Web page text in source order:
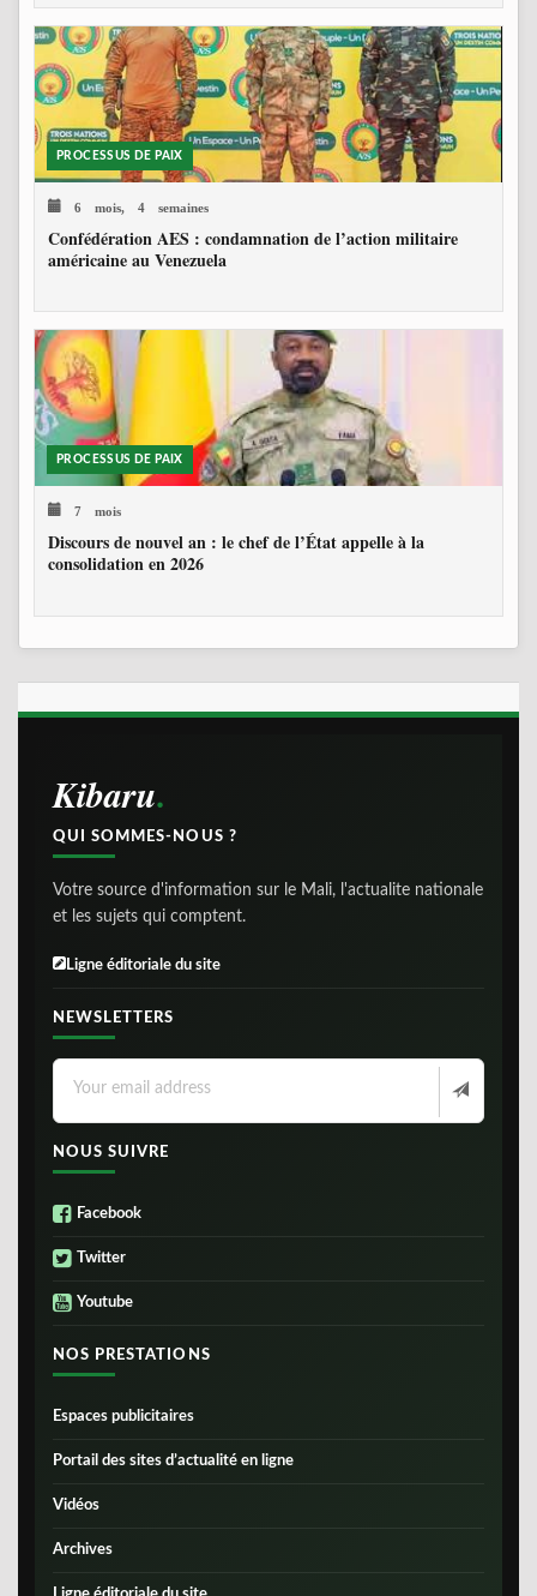
PROCESSUS DE PAIX
6 mois, 4 semaines
Confédération AES : condamnation de l’action militaire
américaine au Venezuela
PROCESSUS DE PAIX
7 mois
Discours de nouvel an : le chef de l’État appelle à la
consolidation en 2026
Kibaru
QUI SOMMES-NOUS ?
Votre source d'information sur le Mali, l'actualite nationale
et les sujets qui comptent.
Ligne éditoriale du site
NEWSLETTERS
NOUS SUIVRE
Facebook
Twitter
Youtube
NOS PRESTATIONS
Espaces publicitaires
Portail des sites d’actualité en ligne
Vidéos
Archives